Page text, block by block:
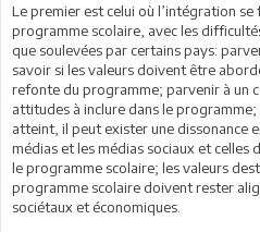
Le premier est celui où l’intégration
programme scolaire, avec les
que soulevées par certains pays:
savoir si les valeurs doivent être
refonte du programme; parvenir à un
attitudes à inclure dans le
atteint, il peut exister une dissonance
médias et les médias sociaux et celles
le programme scolaire; les valeurs
programme scolaire doivent rester
sociétaux et économiques.